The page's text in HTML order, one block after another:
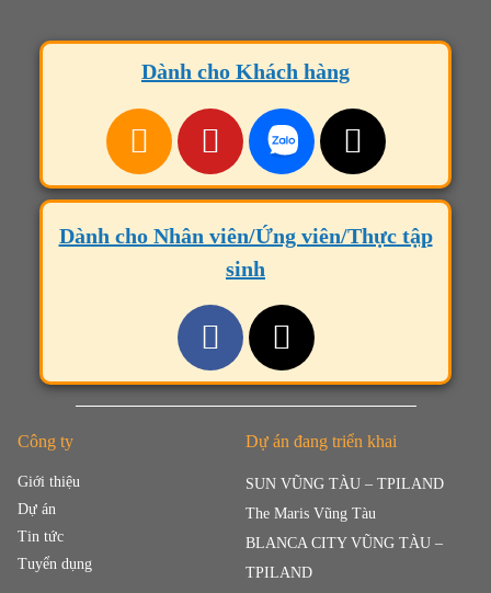
Dành cho Khách hàng
Dành cho Nhân viên/Ứng viên/Thực tập
sinh
Công ty
Giới thiệu
Dự án
Tin tức
Tuyển dụng
Dự án đang triển khai
SUN VŨNG TÀU – TPILAND
The Maris Vũng Tàu
BLANCA CITY VŨNG TÀU –
TPILAND